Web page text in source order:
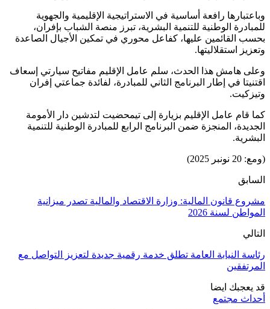
وباعتبارها رافعة أساسية في الاستراتيجية الإقليمية والجهوية
للمبادرة الوطنية للتنمية البشرية، تبرز منصة الشباب بإفران،
بحسب القائمين عليها، كفاعل محوري في تمكين الأجيال الصاعدة
وتعزيز استقلاليتها.
وعلى هامش هذا الحدث، سلم عامل الإقليم مفاتيح سيارتي إسعاف
اقتنيتا في إطار البرنامج الثاني للمبادرة، لفائدة جماعتي إفران
وتيزكيت.
كما قام عامل الإقليم بزيارة إلى تيمحضيت لتدشين دار الأمومة
الجديدة، المنجزة ضمن البرنامج الرابع للمبادرة الوطنية للتنمية
البشرية.
(ومع: 20 نونبر 2025)
السابق
مشروع قانون المالية: وزارة الاقتصاد والمالية تصدر ميزانية
المواطن لسنة 2026
التالي
رئاسة النيابة العامة تطلق خدمة رقمية جديدة لتعزيز التواصل مع
المرتفقين
قد يعجبك ايضا
أحداث مجتمع